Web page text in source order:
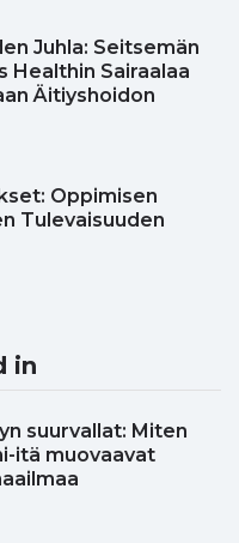
Juhla: Seitsemän
Healthin Sairaalaa
Äitiyshoidon
Oppimisen
Tulevaisuuden
in
suurvallat: Miten
itä muovaavat